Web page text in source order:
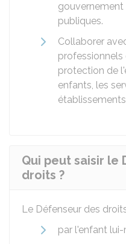
publiques.
Collaborer
professionnels
protection de
enfants, les
Qui peut saisir le
droits ?
Le Défenseur des
par l'enfant lui-